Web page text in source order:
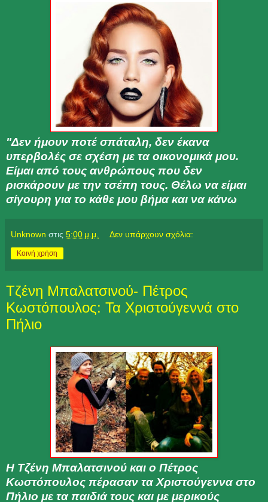
"Δεν ήμουν ποτέ σπάταλη, δεν έκανα
υπερβολές σε σχέση με τα οικονομικά μου.
Είμαι από τους ανθρώπους που δεν
ρισκάρουν με την τσέπη τους. Θέλω να είμαι
σίγουρη για το κάθε μου βήμα και να κάνω
Unknown στις 5:00 μ.μ. Δεν υπάρχουν σχόλια:
Κοινή χρήση
Τζένη Μπαλατσινού- Πέτρος
Κωστόπουλος: Τα Χριστούγεννά στο
Πήλιο
Η Τζένη Μπαλατσινού και ο Πέτρος
Κωστόπουλος πέρασαν τα Χριστούγεννα στο
Πήλιο με τα παιδιά τους και με μερικούς